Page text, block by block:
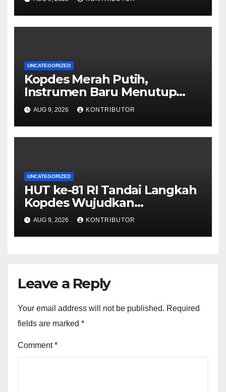
UNCATEGORIZED
Kopdes Merah Putih,
Instrumen Baru Menutup
Celah Nepotisme Penyaluran
Bansos
AUG 9, 2026 KONTRIBUTOR
UNCATEGORIZED
HUT ke-81 RI Tandai Langkah
Kopdes Wujudkan
Kedaulatan Pangan dari Akar
Rumput
AUG 9, 2026 KONTRIBUTOR
Leave a Reply
Your email address will not be published. Required
fields are marked *
Comment*